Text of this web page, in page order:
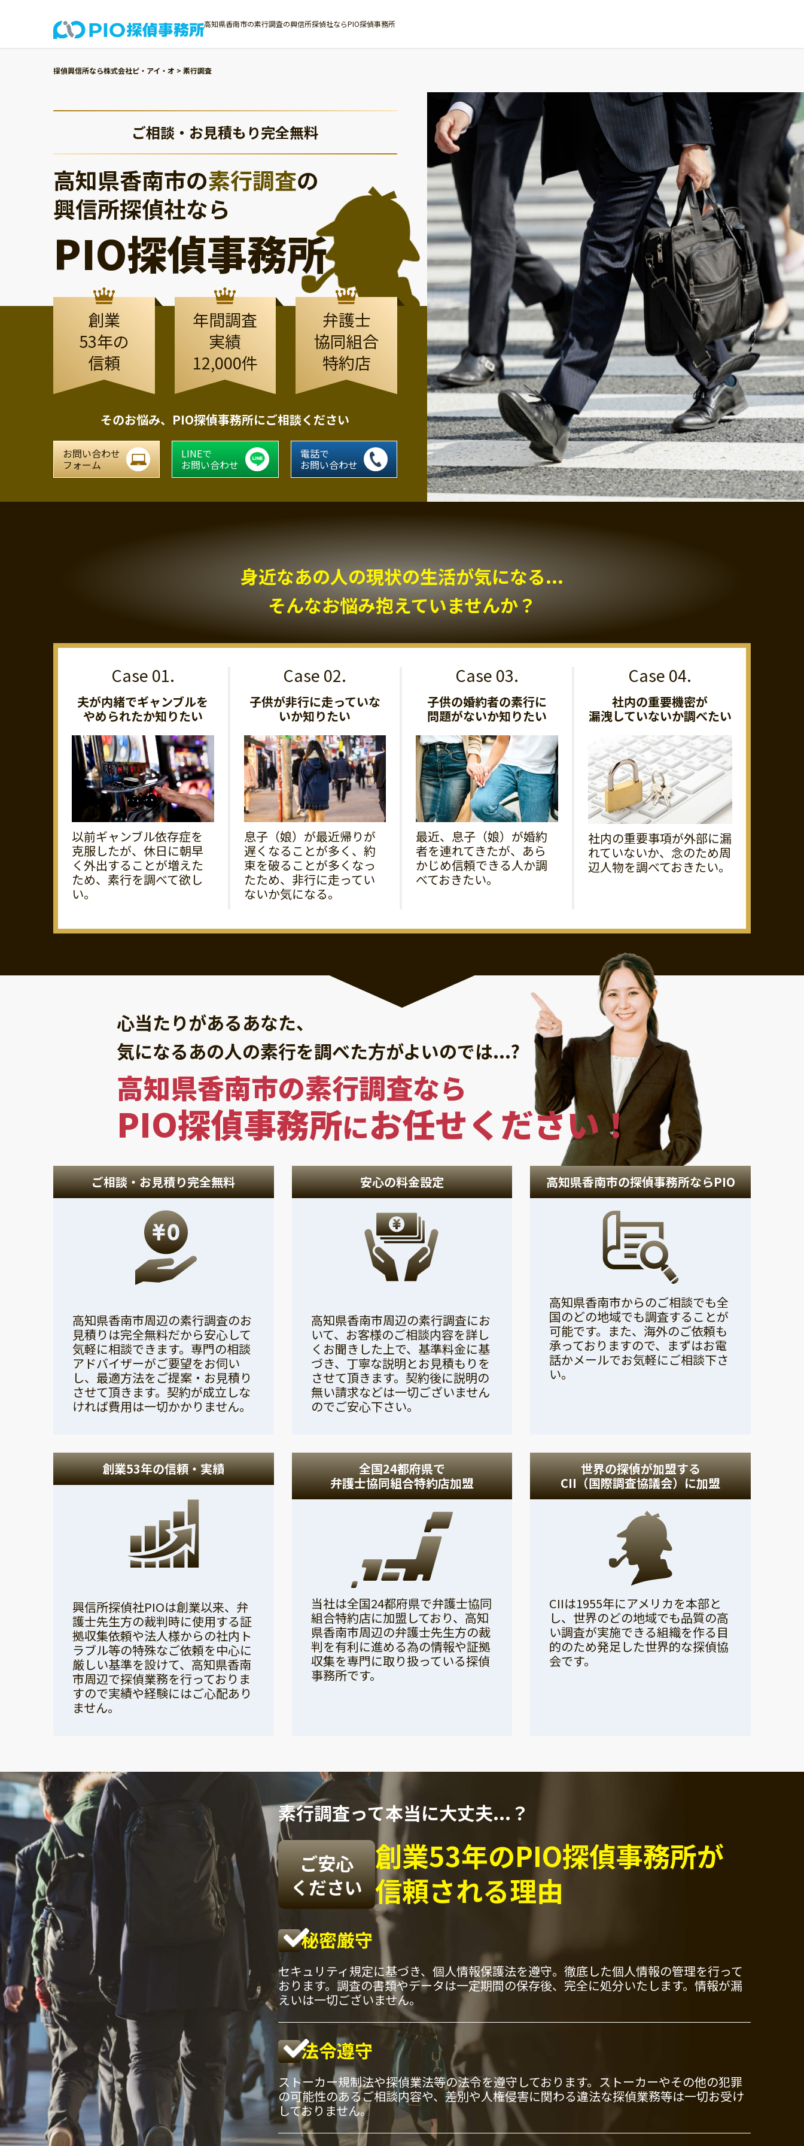
高知県香南市の素行調査の興信所探偵社ならPIO探偵事務所
探偵興信所なら株式会社ピ・アイ・オ > 素行調査
ご相談・お見積もり完全無料
高知県香南市の素行調査の
興信所探偵社なら
PIO探偵事務所
創業
53年の
信頼
年間調査
実績
12,000件
弁護士
協同組合
特約店
そのお悩み、 PIO探偵事務所にご相談ください
お問い合わせ
フォーム
LINEで
お問い合わせ
電話で
お問い合わせ
身近なあの人の現状の生活が気になる...
そんなお悩み抱えていませんか？
夫が内緒でギャンブルを
やめられたか知りたい
以前ギャンブル依存症を
克服したが、休日に朝早
く外出することが増えた
ため、素行を調べて欲し
い。
子供が非行に走っていな
いか知りたい
息子（娘）が最近帰りが
遅くなることが多く、約
束を破ることが多くなっ
たため、非行に走ってい
ないか気になる。
子供の婚約者の素行に
問題がないか知りたい
最近、息子（娘）が婚約
者を連れてきたが、あら
かじめ信頼できる人か調
べておきたい。
社内の重要機密が
漏洩していないか調べたい
社内の重要事項が外部に漏
れていないか、念のため周
辺人物を調べておきたい。
心当たりがあるあなた、
気になるあの人の素行を調べた方がよいのでは...?
高知県香南市の素行調査なら
PIO探偵事務所にお任せください！
ご相談・お見積り完全無料
高知県香南市周辺の素行調査のお
見積りは完全無料だから安心して
気軽に相談できます。専門の相談
アドバイザーがご要望をお伺い
し、最適方法をご提案・お見積り
させて頂きます。契約が成立しな
ければ費用は一切かかりません。
安心の料金設定
高知県香南市周辺の素行調査にお
いて、お客様のご相談内容を詳し
くお聞きした上で、基準料金に基
づき、丁寧な説明とお見積もりを
させて頂きます。契約後に説明の
無い請求などは一切ございません
のでご安心下さい。
高知県香南市の探偵事務所ならPIO
高知県香南市からのご相談でも全
国のどの地域でも調査することが
可能です。また、海外のご依頼も
承っておりますので、まずはお電
話かメールでお気軽にご相談下さ
い。
創業53年の信頼・実績
興信所探偵社PIOは創業以来、弁
護士先生方の裁判時に使用する証
拠収集依頼や法人様からの社内ト
ラブル等の特殊なご依頼を中心に
厳しい基準を設けて、高知県香南
市周辺で探偵業務を行っておりま
すので実績や経験にはご心配あり
ません。
全国24都府県で
弁護士協同組合特約店加盟
当社は全国24都府県で弁護士協同
組合特約店に加盟しており、高知
県香南市周辺の弁護士先生方の裁
判を有利に進める為の情報や証拠
収集を専門に取り扱っている探偵
事務所です。
世界の探偵が加盟する
CII（国際調査協議会）に加盟
CIIは1955年にアメリカを本部と
し、世界のどの地域でも品質の高
い調査が実施できる組織を作る目
的のため発足した世界的な探偵協
会です。
素行調査って本当に大丈夫...？
ご安心
ください
創業53年のPIO探偵事務所が
信頼される理由
秘密厳守
セキュリティ規定に基づき、個人情報保護法を遵守。徹底した個人情報の管理を行って
おります。調査の書類やデータは一定期間の保存後、完全に処分いたします。情報が漏
えいは一切ございません。
法令遵守
ストーカー規制法や探偵業法等の法令を遵守しております。ストーカーやその他の犯罪
の可能性のあるご相談内容や、差別や人権侵害に関わる違法な探偵業務等は一切お受け
しておりません。